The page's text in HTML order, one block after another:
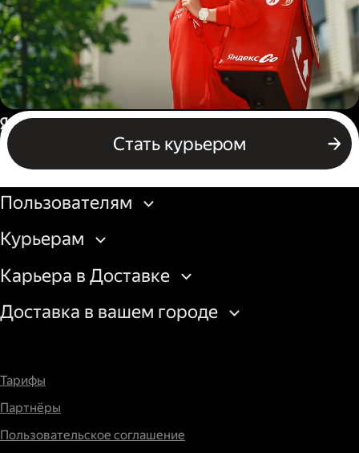
Пеший курьер
Стать курьером
Россия
Бизнесу
Пользователям
Курьерам
Карьера в Доставке
Доставка в вашем городе
Тарифы
Партнёры
Пользовательское соглашение